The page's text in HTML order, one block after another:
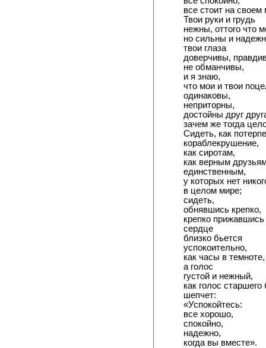
все стоит на своем
Твои руки и грудь
нежны, оттого что
но сильны и
твои глаза
доверчивы,
не обманчивы,
и я знаю,
что мои и твои
одинаковы,
неприторны,
достойны друг
зачем же тогда
Сидеть, как
кораблекрушение,
как сиротам,
как верным
единственным,
у которых нет
в целом мире;
сидеть,
обнявшись крепко,
крепко прижавшись
сердце
близко бьется
успокоительно,
как часы в темноте,
а голос
густой и нежный,
как голос старшего
шепчет:
«Успокойтесь:
все хорошо,
спокойно,
надежно,
когда вы вместе».